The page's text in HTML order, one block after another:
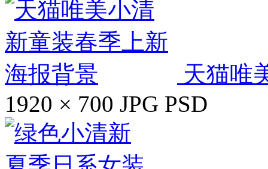
天猫唯
1920 × 700 JPG PSD